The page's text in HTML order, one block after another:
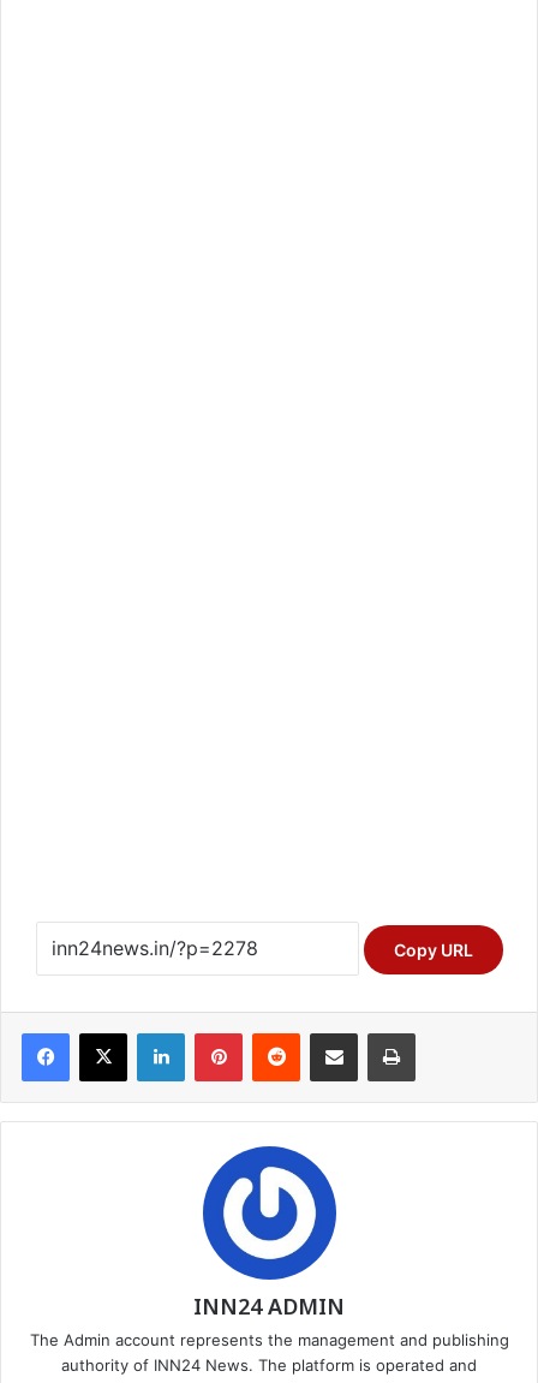
Copy URL
Facebook
X LinkedInPinterestReddit Share via Email Print
INN24 ADMIN
The Admin account represents the management and publishing
authority of INN24 News. The platform is operated and